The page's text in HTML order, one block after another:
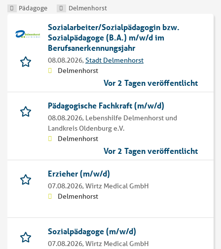
Pädagoge Delmenhorst
Sozialarbeiter/Sozialpädagogin bzw.
Sozialpädagoge (B.A.) m/w/d im
Berufsanerkennungsjahr
08.08.2026,Stadt Delmenhorst
Delmenhorst
Vor 2 Tagen veröffentlicht
Pädagogische Fachkraft (m/w/d)
08.08.2026, Lebenshilfe Delmenhorst und
Landkreis Oldenburg e.V.
Delmenhorst
Vor 2 Tagen veröffentlicht
Erzieher (m/w/d)
07.08.2026,Wirtz Medical GmbH
Delmenhorst
Sozialpädagoge (m/w/d)
07.08.2026,Wirtz Medical GmbH